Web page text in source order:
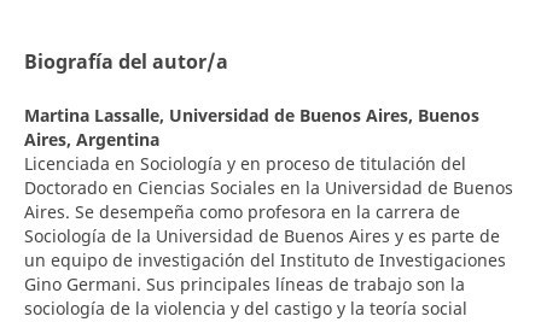
Biografía del autor/a
Martina Lassalle, Universidad de Buenos Aires, Buenos
Aires, Argentina
Licenciada en Sociología y en proceso de titulación del
Doctorado en Ciencias Sociales en la Universidad de Buenos
Aires. Se desempeña como profesora en la carrera de
Sociología de la Universidad de Buenos Aires y es parte de
un equipo de investigación del Instituto de Investigaciones
Gino Germani. Sus principales líneas de trabajo son la
sociología de la violencia y del castigo y la teoría social